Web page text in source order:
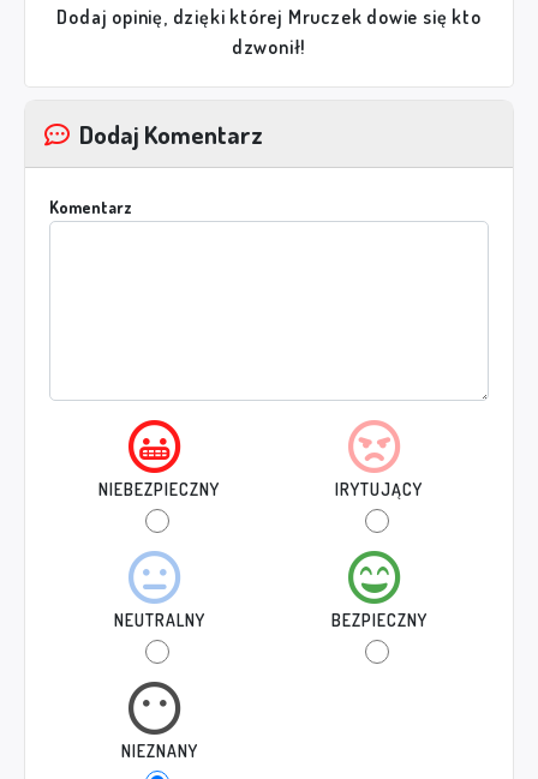
Dodaj opinię, dzięki której Mruczek dowie się kto
dzwonił!
Dodaj Komentarz
Komentarz
NIEBEZPIECZNY IRYTUJĄCY
NEUTRALNY BEZPIECZNY
NIEZNANY